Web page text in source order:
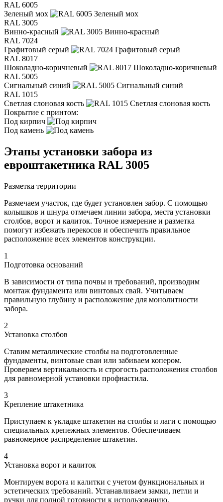
RAL 6005
Зеленый мох
RAL 3005
Винно-красный
RAL 7024
Графитовый серый
RAL 8017
Шоколадно-коричневый
RAL 5005
Сигнальный синий
RAL 1015
Светлая слоновая кость
Покрытие с принтом:
Под кирпич
Под камень
Этапы установки забора из
евроштакетника RAL 3005
Разметка территории
Размечаем участок, где будет установлен забор. С помощью
колышков и шнура отмечаем линии забора, места установки
столбов, ворот и калиток. Точное измерение и разметка
помогут избежать перекосов и обеспечить правильное
расположение всех элементов конструкции.
1
Подготовка оснований
В зависимости от типа почвы и требований, производим
монтаж фундамента или винтовых свай. Учитываем
правильную глубину и расположение для монолитности
забора.
2
Установка столбов
Ставим металлические столбы на подготовленные
фундаменты, винтовые сваи или забиваем копером.
Проверяем вертикальность и строгость расположения столбов
для равномерной установки профнастила.
3
Крепление штакетника
Приступаем к укладке штакетин на столбы и лаги с помощью
специальных крепежных элементов. Обеспечиваем
равномерное распределение штакетин.
4
Установка ворот и калиток
Монтируем ворота и калитки с учетом функциональных и
эстетических требований. Устанавливаем замки, петли и
ручки для полной готовности к использованию.